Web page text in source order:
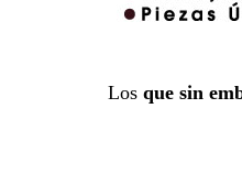
Los que sin